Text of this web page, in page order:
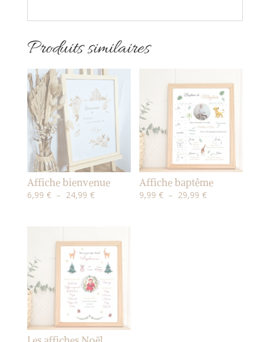
Produits similaires
Affiche bienvenue
6,99 € – 24,99 €Plage
à
24,99 €
Affiche baptême
9,99 € – 29,99 €Plage